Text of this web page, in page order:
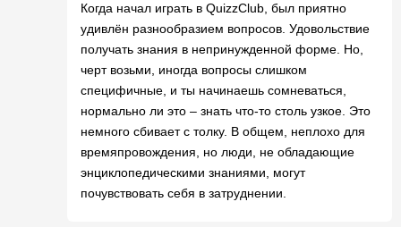
Когда начал играть в QuizzClub, был приятно
удивлён разнообразием вопросов. Удовольствие
получать знания в непринужденной форме. Но,
черт возьми, иногда вопросы слишком
специфичные, и ты начинаешь сомневаться,
нормально ли это – знать что-то столь узкое. Это
немного сбивает с толку. В общем, неплохо для
времяпровождения, но люди, не обладающие
энциклопедическими знаниями, могут
почувствовать себя в затруднении.